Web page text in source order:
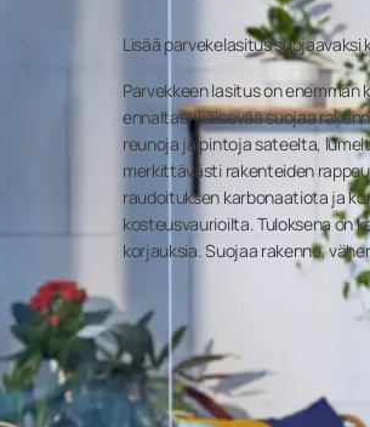
Lisää parvekelasitus
Parvekkeen lasitus on enemmän
ennaltaehkäisevää suojaa
reunoja ja pintoja sateelta,
merkittävästi rakenteiden
raudoituksen karbonaatiota ja
kosteusvaurioilta. Tuloksena on
korjauksia. Suojaa rakenne,